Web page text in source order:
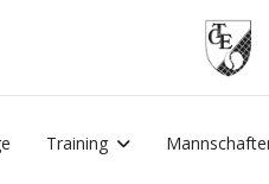
Training